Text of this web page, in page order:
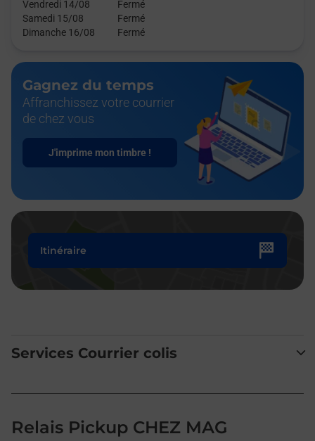
Vendredi 14/08
Fermé
Samedi 15/08
Fermé
Dimanche 16/08
Fermé
Gagnez du temps
Affranchissez votre courrier
de chez vous
J'imprime mon timbre !
Itinéraire
Services Courrier colis
Relais Pickup CHEZ MAG